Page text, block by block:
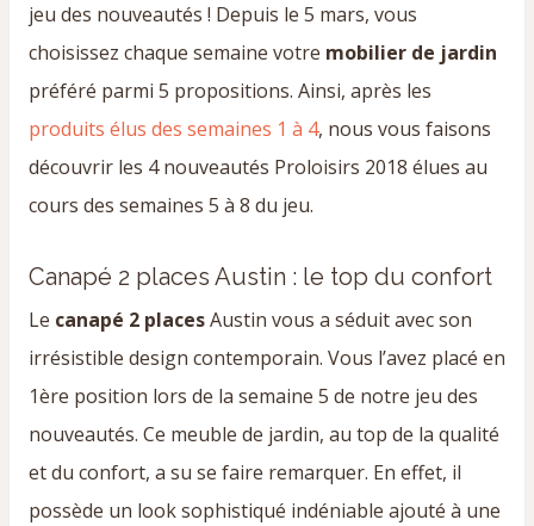
jeu des nouveautés ! Depuis le 5 mars, vous
choisissez chaque semaine votre mobilier de jardin
préféré parmi 5 propositions. Ainsi, après les
produits élus des semaines 1 à 4, nous vous faisons
découvrir les 4 nouveautés Proloisirs 2018 élues au
cours des semaines 5 à 8 du jeu.
Canapé 2 places Austin : le top du confort
Le canapé 2 placesAustin vous a séduit avec son
irrésistible design contemporain. Vous l’avez placé en
1ère position lors de la semaine 5 de notre jeu des
nouveautés. Ce meuble de jardin, au top de la qualité
et du confort, a su se faire remarquer. En effet, il
possède un look sophistiqué indéniable ajouté à une